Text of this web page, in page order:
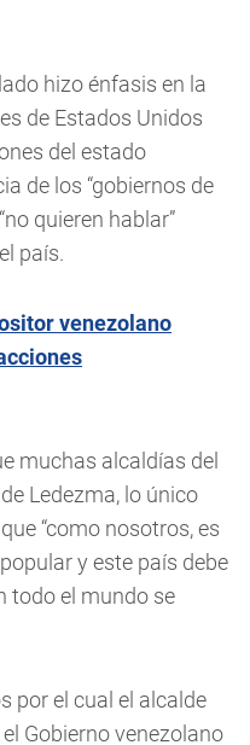
hizo énfasis en la
de Estados Unidos
del estado
de los “gobiernos de
quieren hablar”
país.
venezolano
muchas alcaldías del
Ledezma, lo único
“como nosotros, es
y este país debe
todo el mundo se
por el cual el alcalde
Gobierno venezolano